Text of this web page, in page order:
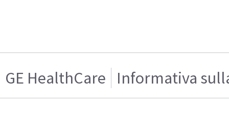
GE HealthCare Informativa